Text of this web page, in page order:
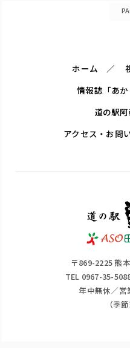
ホーム
情報誌「あか
道の駅
アクセス・お問
〒869-2225 熊
TEL 0967-35-
年中無休／営
（季